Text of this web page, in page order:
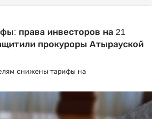
права инвесторов на 21
прокуроры Атырауской
снижены тарифы на